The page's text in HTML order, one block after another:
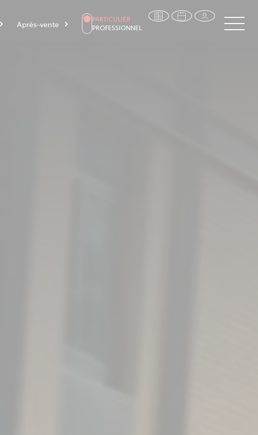
Après-vente
PARTICULIER
PROFESSIONNEL